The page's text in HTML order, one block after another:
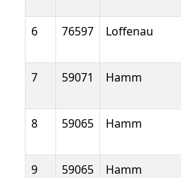
6 76597 Loffenau
7 59071 Hamm
8 59065 Hamm
9 59065 Hamm